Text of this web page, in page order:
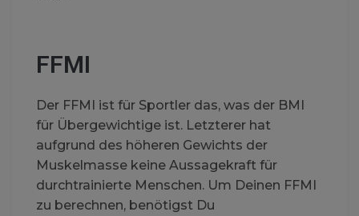
FFMI
Der FFMI ist für Sportler das, was der BMI
für Übergewichtige ist. Letzterer hat
aufgrund des höheren Gewichts der
Muskelmasse keine Aussagekraft für
durchtrainierte Menschen. Um Deinen FFMI
zu berechnen, benötigst Du